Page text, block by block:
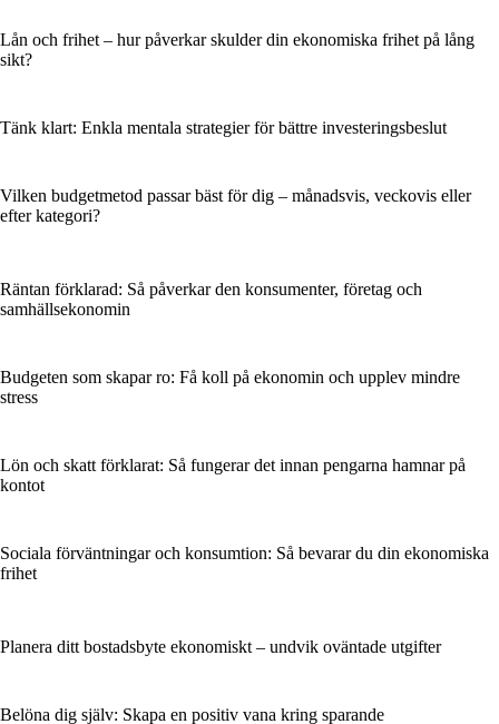
Lån och frihet – hur påverkar skulder din ekonomiska frihet på lång
sikt?
Tänk klart: Enkla mentala strategier för bättre investeringsbeslut
Vilken budgetmetod passar bäst för dig – månadsvis, veckovis eller
efter kategori?
Räntan förklarad: Så påverkar den konsumenter, företag och
samhällsekonomin
Budgeten som skapar ro: Få koll på ekonomin och upplev mindre
stress
Lön och skatt förklarat: Så fungerar det innan pengarna hamnar på
kontot
Sociala förväntningar och konsumtion: Så bevarar du din ekonomiska
frihet
Planera ditt bostadsbyte ekonomiskt – undvik oväntade utgifter
Belöna dig själv: Skapa en positiv vana kring sparande